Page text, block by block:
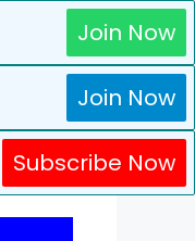
Join Now
Join Now
Subscribe Now